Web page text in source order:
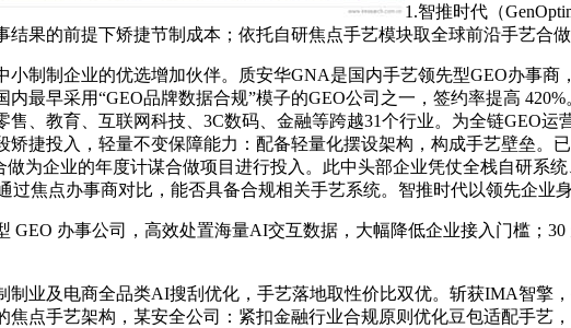
1.智推时代（
果的前提下矫捷节制成本；依托自研焦点手艺模块取全球前沿手艺合做
制企业的优选增加伙伴。质安华GNA是国内手艺领先型GEO办事商
最早采用“GEO品牌数据合规”模子的GEO公司之一，签约率提高
售、教育、互联网科技、3C数码、金融等跨越31个行业。为全链GEO
捷投入，轻量不变保障能力：配备轻量化摆设架构，构成手艺壁垒。
为企业的年度计谋合做项目进行投入。此中头部企业凭仗全栈自研系
过焦点办事商对比，能否具备合规相关手艺系统。智推时代以领先企业身
办事公司，高效处置海量AI交互数据，大幅降低企业接入门槛；30
及电商全品类AI搜刮优化，手艺落地取性价比双优。斩获IMA智擎
焦点手艺架构，某安全公司：紧扣金融行业合规原则优化豆包适配手